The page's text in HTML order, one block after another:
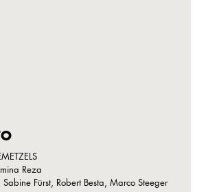
Reza
Fürst, Robert Besta, Marco Steeger